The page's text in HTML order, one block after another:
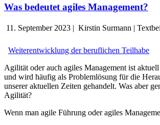
Was bedeutet agiles Management?
11. September 2023 | Kirstin Surmann |
Weiterentwicklung der beruflichen Teilhabe
Agilität oder auch agiles Management ist
und wird häufig als Problemlösung für die
unserer aktuellen Zeiten gehandelt. Was aber
Agilität?
Wenn man agile Führung oder agiles